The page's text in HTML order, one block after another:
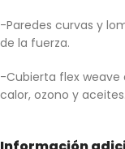
-Paredes curvas y
de la fuerza.
-Cubierta flex weave
calor, ozono y aceites.